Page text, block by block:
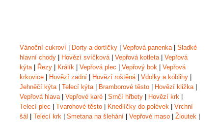
Vánoční cukroví Dorty a dortíčky Vepřová panenka| Sladké
hlavní chody
Hovězí svíčková| Vepřová kotleta| Vepřová
kýta| Řezy Králík Vepřová plec Vepřový bok
Vepřová
krkovice
Hovězí zadní Hovězí roštěná| Vdolky a koblihy
Jehněčí kýta| Telecí kýta| Bramborové těsto Hovězí kližka|
Vepřová hlava| Vepřové karé Srnčí hřbety Hovězí krk
Telecí plec
Tvarohové těsto Knedlíčky do polévek
Vrchní
šál
Telecí krk Smetana na šlehání Vepřové maso Žloutek